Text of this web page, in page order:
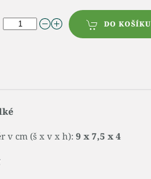
DO KOŠÍKU
v cm (š x v x h): 9 x 7,5 x 4